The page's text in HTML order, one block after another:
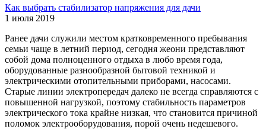
Как выбрать стабилизатор напряжения для дачи
1 июля 2019
Ранее дачи служили местом кратковременного пребывания
семьи чаще в летний период, сегодня жеони представляют
собой дома полноценного отдыха в любо время года,
оборудованные разнообразной бытовой техникой и
электрическими отопительными приборами, насосами.
Старые линии электропередач далеко не всегда справляются с
повышенной нагрузкой, поэтому стабильность параметров
электрического тока крайне низкая, что становится причиной
поломок электрооборудования, порой очень недешевого.